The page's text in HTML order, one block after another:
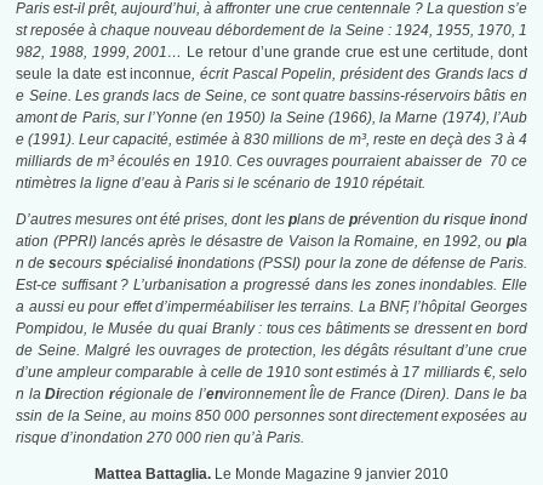
Paris est-il prêt, aujourd’hui, à affronter une crue centennale ? La question s’e
st reposée à chaque nouveau débordement de la Seine : 1924, 1955, 1970, 1
982, 1988, 1999, 2001… Le retour d’une grande crue est une certitude, dont
seule la date est inconnue, écrit Pascal Popelin, président des Grands lacs d
e Seine. Les grands lacs de Seine, ce sont quatre bassins-réservoirs bâtis en
amont de Paris, sur l’Yonne (en 1950) la Seine (1966), la Marne (1974), l’Aub
e (1991). Leur capacité, estimée à 830 millions de m³, reste en deçà des 3 à 4
milliards de m³ écoulés en 1910. Ces ouvrages pourraient abaisser de 70 ce
ntimètres la ligne d’eau à Paris si le scénario de 1910 répétait.
D’autres mesures ont été prises, dont les plans de prévention du risque inond
ation (PPRI) lancés après le désastre de Vaison la Romaine, en 1992, ou pla
n desecoursspécialiséinondations (PSSI) pour la zone de défense de Paris.
Est-ce suffisant ? L’urbanisation a progressé dans les zones inondables. Elle
a aussi eu pour effet d’imperméabiliser les terrains. La BNF, l’hôpital Georges
Pompidou, le Musée du quai Branly : tous ces bâtiments se dressent en bord
de Seine. Malgré les ouvrages de protection, les dégâts résultant d’une crue
d’une ampleur comparable à celle de 1910 sont estimés à 17 milliards €, selo
n laDirection régionale de l’environnement Île de France (Diren). Dans le ba
ssin de la Seine, au moins 850 000 personnes sont directement exposées au
risque d’inondation 270 000 rien qu’à Paris.
Mattea Battaglia. Le Monde Magazine 9 janvier 2010